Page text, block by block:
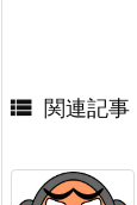
 関連記事